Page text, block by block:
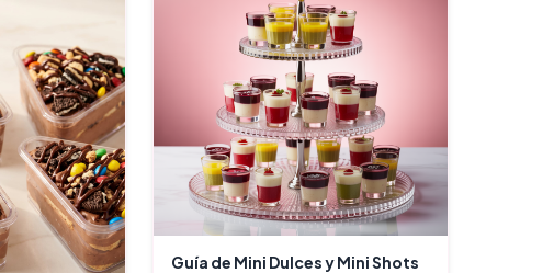
Guía de Mini Dulces y Mini Shots